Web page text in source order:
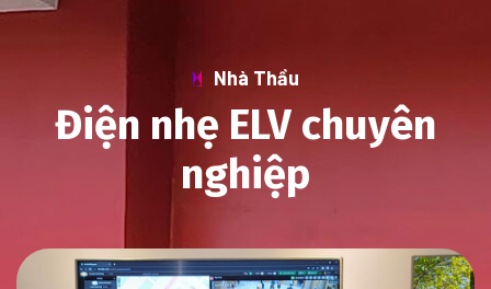
Nhà Thầu
Điện nhẹ ELV chuyên
nghiệp